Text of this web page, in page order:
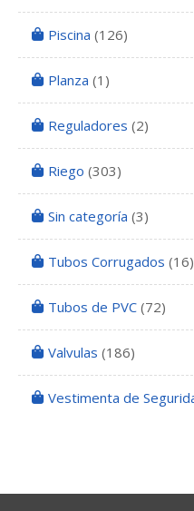
Piscina (126)
Planza (1)
Reguladores (2)
Riego (303)
Sin categoría (3)
Tubos Corrugados (16)
Tubos de PVC (72)
Valvulas (186)
Vestimenta de